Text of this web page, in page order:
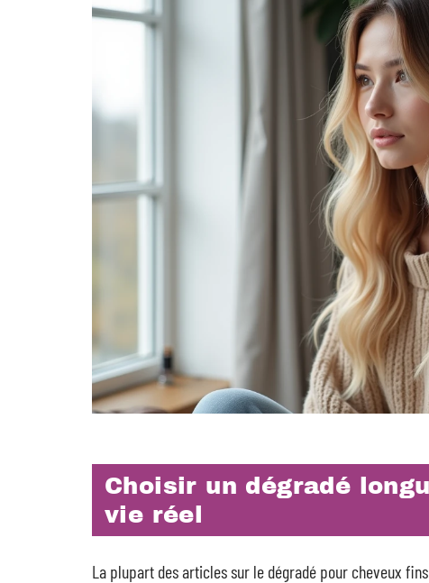
Choisir un dégradé
vie réel
La plupart des articles sur le dégradé pour cheveux